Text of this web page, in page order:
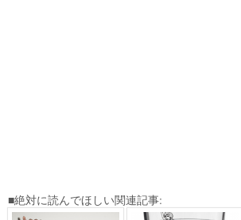
■絶対に読んでほしい関連記事: